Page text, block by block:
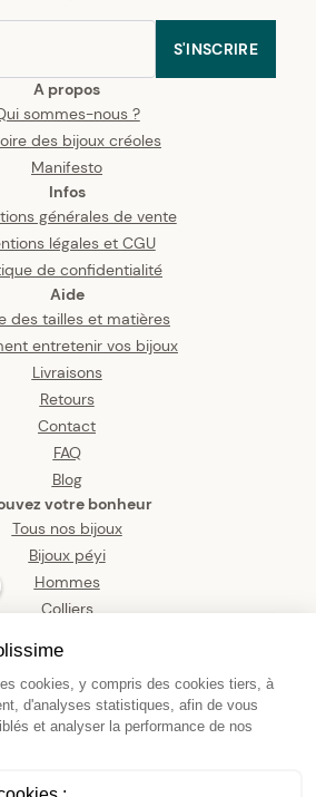
A propos
sommes-nous ?
des bijoux créoles
Manifesto
Infos
générales de vente
légales et CGU
de confidentialité
Aide
des tailles et matières
entretenir vos bijoux
Livraisons
Retours
Contact
FAQ
Blog
votre bonheur
Tous nos bijoux
Bijoux péyi
Hommes
Colliers
Bracelets
Pendentifs
Bagues
S'INSCRIRE